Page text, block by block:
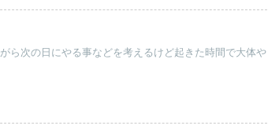
ら次の日にやる事などを考えるけど起きた時間で大体や